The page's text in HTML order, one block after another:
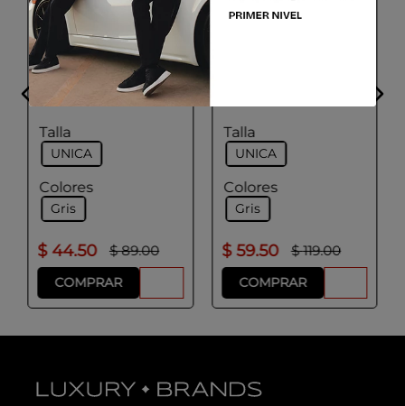
ADOLFO DOMINGUEZ
Aretes Mujer Color
Talla
UNICA
Colores
Gris
$ 44.50 $ 89.00
COMPRAR
Talla
UNICA
Colores
Gris
$ 59.50 $ 119.00
COMPRAR